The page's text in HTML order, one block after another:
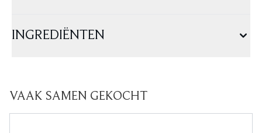
INGREDIËNTEN
VAAK SAMEN GEKOCHT